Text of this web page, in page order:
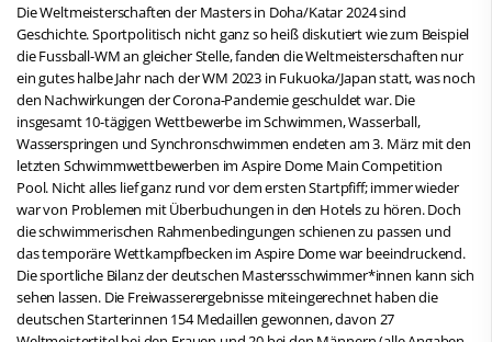
Die Weltmeisterschaften der Masters in Doha/Katar 2024 sind
Geschichte. Sportpolitisch nicht ganz so heiß diskutiert wie zum Beispiel
die Fussball-WM an gleicher Stelle, fanden die Weltmeisterschaften nur
ein gutes halbe Jahr nach der WM 2023 in Fukuoka/Japan statt, was noch
den Nachwirkungen der Corona-Pandemie geschuldet war. Die
insgesamt 10-tägigen Wettbewerbe im Schwimmen, Wasserball,
Wasserspringen und Synchronschwimmen endeten am 3. März mit den
letzten Schwimmwettbewerben im Aspire Dome Main Competition
Pool. Nicht alles lief ganz rund vor dem ersten Startpfiff; immer wieder
war von Problemen mit Überbuchungen in den Hotels zu hören. Doch
die schwimmerischen Rahmenbedingungen schienen zu passen und
das temporäre Wettkampfbecken im Aspire Dome war beeindruckend.
Die sportliche Bilanz der deutschen Mastersschwimmer*innen kann sich
sehen lassen. Die Freiwasserergebnisse miteingerechnet haben die
deutschen Starterinnen 154 Medaillen gewonnen, davon 27